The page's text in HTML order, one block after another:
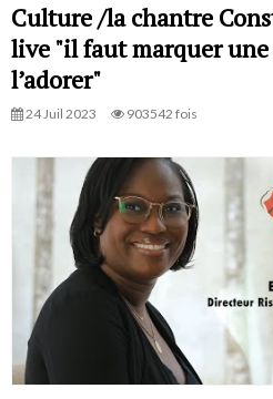
Culture /la chantre
live "il faut marquer une
l’adorer"
24 Juil 2023 903542 fois